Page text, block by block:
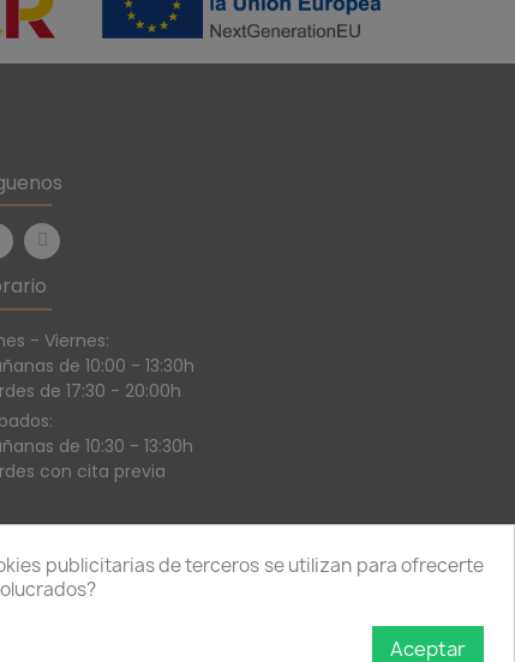
- Viernes:
de 10:00 - 13:30h
de 17:30 - 20:00h
de 10:30 - 13:30h
con cita previa
de Uso
publicitarias de terceros se utilizan para ofrecerte
Aceptar